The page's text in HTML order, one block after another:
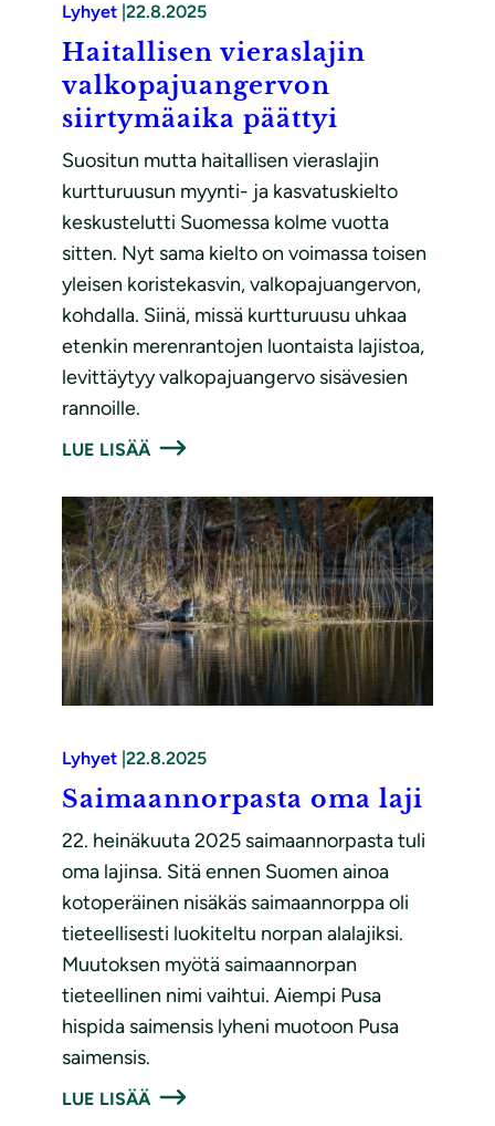
Lyhyet |22.8.2025
Haitallisen vieraslajin
valkopajuangervon
siirtymäaika päättyi
Suositun mutta haitallisen vieraslajin
kurtturuusun myynti- ja kasvatuskielto
keskustelutti Suomessa kolme vuotta
sitten. Nyt sama kielto on voimassa toisen
yleisen koristekasvin, valkopajuangervon,
kohdalla. Siinä, missä kurtturuusu uhkaa
etenkin merenrantojen luontaista lajistoa,
levittäytyy valkopajuangervo sisävesien
rannoille.
LUE LISÄÄ
Lyhyet |22.8.2025
Saimaannorpasta oma laji
22. heinäkuuta 2025 saimaannorpasta tuli
oma lajinsa. Sitä ennen Suomen ainoa
kotoperäinen nisäkäs saimaannorppa oli
tieteellisesti luokiteltu norpan alalajiksi.
Muutoksen myötä saimaannorpan
tieteellinen nimi vaihtui. Aiempi Pusa
hispida saimensis lyheni muotoon Pusa
saimensis.
LUE LISÄÄ